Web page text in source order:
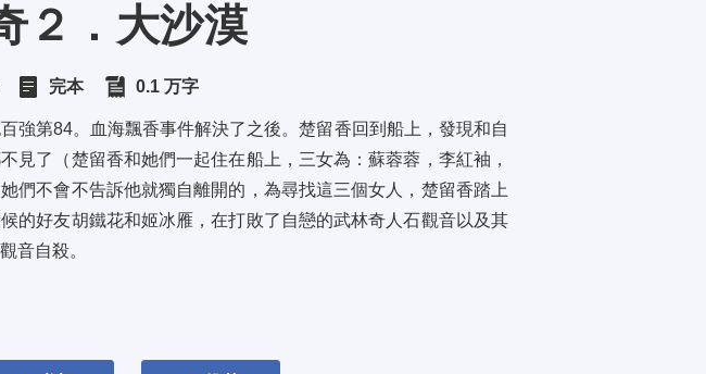
２．大沙漠
完本 0.1 万字
強第84。血海飄香事件解決了之後。楚留香回到船上，發現和自
見了（楚留香和她們一起住在船上，三女為：蘇蓉蓉，李紅袖，
們不會不告訴他就獨自離開的，為尋找這三個女人，楚留香踏上
的好友胡鐵花和姬冰雁，在打敗了自戀的武林奇人石觀音以及其
音自殺。